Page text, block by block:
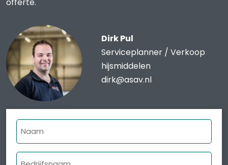
offerte.
Dirk Pul
Serviceplanner / Verkoop
hijsmiddelen
dirk@asav.nl
Naam
Bedrijfsnaam